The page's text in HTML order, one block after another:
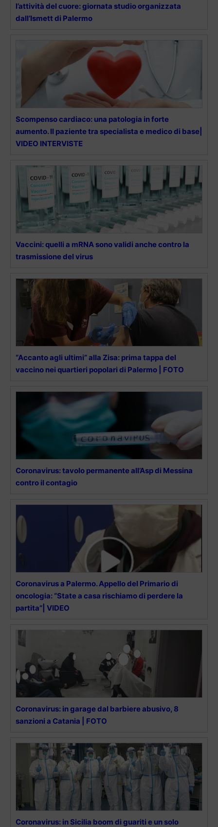
l’attività del cuore: giornata studio organizzata
dall’Ismett di Palermo
Scompenso cardiaco: una patologia in forte
aumento. Il paziente tra specialista e medico di base|
VIDEO INTERVISTE
Vaccini: quelli a mRNA sono validi anche contro la
trasmissione del virus
“Accanto agli ultimi” alla Zisa: prima tappa del
vaccino nei quartieri popolari di Palermo | FOTO
Coronavirus: tavolo permanente all’Asp di Messina
contro il contagio
Coronavirus a Palermo. Appello del Primario di
oncologia: “State a casa rischiamo di perdere la
partita”| VIDEO
Coronavirus: in garage dal barbiere abusivo, 8
sanzioni a Catania | FOTO
Coronavirus: in Sicilia boom di guariti e un solo